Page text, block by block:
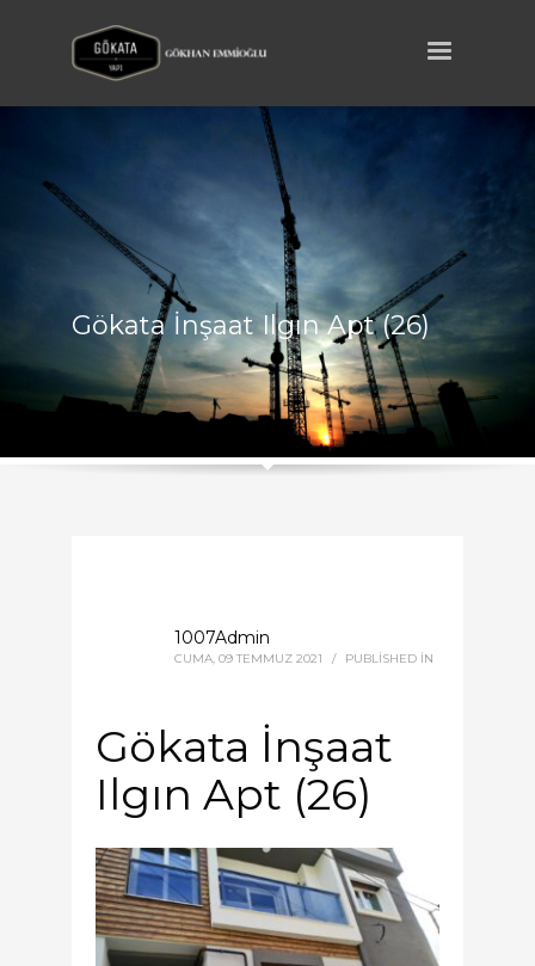
Gökata İnşaat Ilgın Apt (26)
1007Admin
CUMA, 09 TEMMUZ 2021 / PUBLISHED IN
Gökata İnşaat
Ilgın Apt (26)